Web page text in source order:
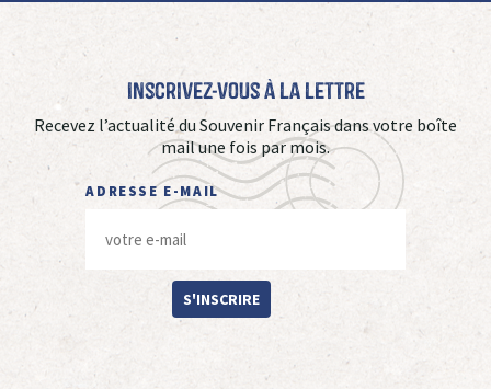
Inscrivez-vous à La Lettre
Recevez l’actualité du Souvenir Français dans votre boîte
mail une fois par mois.
ADRESSE E-MAIL
S'INSCRIRE